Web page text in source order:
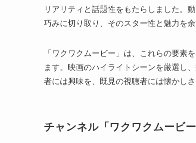
リアリティと話題性をもたらしました。
巧みに切り取り、そのスター性と魅力を
「ワクワクムービー」は、これらの要素
ます。映画のハイライトシーンを厳選し
者には興味を、既見の視聴者には懐かし
チャンネル「ワクワクムービ